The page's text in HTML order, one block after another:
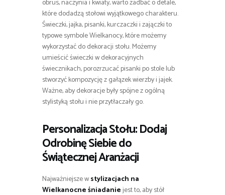
obrus, naczynia i kwiaty, warto zadbać o detale,
które dodadzą stołowi wyjątkowego charakteru.
Świeczki, jajka, pisanki, kurczaczki i zajączki to
typowe symbole Wielkanocy, które możemy
wykorzystać do dekoracji stołu. Możemy
umieścić świeczki w dekoracyjnych
świecznikach, porozrzucać pisanki po stole lub
stworzyć kompozycję z gałązek wierzby i jajek.
Ważne, aby dekoracje były spójne z ogólną
stylistyką stołu i nie przytłaczały go.
Personalizacja Stołu: Dodaj
Odrobinę Siebie do
Świątecznej Aranżacji
Najważniejsze wstylizacjach na
Wielkanocne śniadaniejest to, aby stół